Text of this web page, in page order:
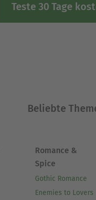
Teste 30 Tage
Beliebte
Romance &
Spice
Gothic Romance
Enemies to Lovers